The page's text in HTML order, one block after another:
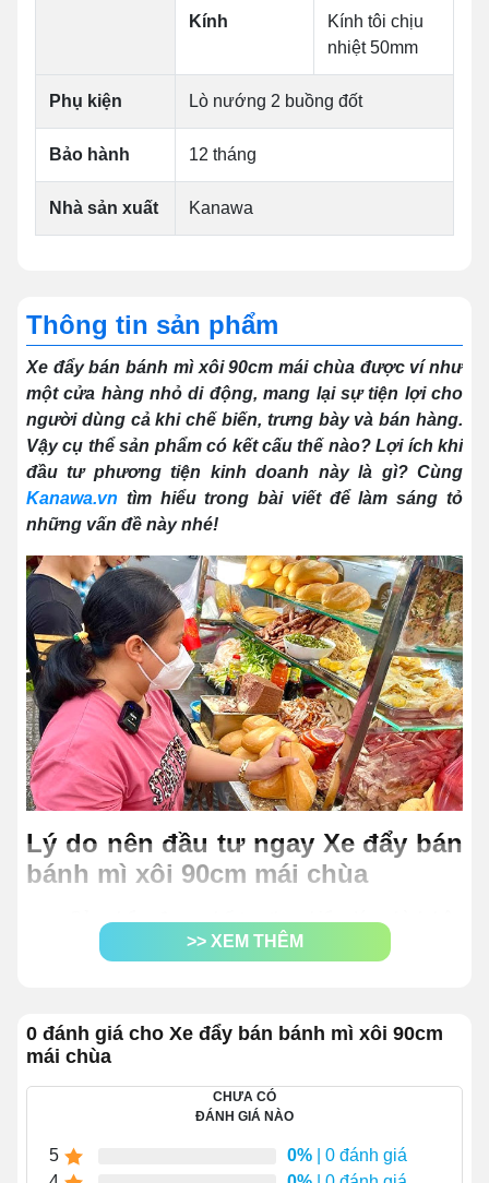
Kính
Kính tôi chịu
nhiệt 50mm
Phụ kiện Lò nướng 2 buồng đốt
Bảo hành 12 tháng
Nhà sản xuất Kanawa
Thông tin sản phẩm
Xe đẩy bán bánh mì xôi 90cm mái chùa được ví như
một cửa hàng nhỏ di động, mang lại sự tiện lợi cho
người dùng cả khi chế biến, trưng bày và bán hàng.
Vậy cụ thể sản phẩm có kết cấu thế nào? Lợi ích khi
đầu tư phương tiện kinh doanh này là gì? Cùng
Kanawa.vn tìm hiểu trong bài viết để làm sáng tỏ
những vấn đề này nhé!
Lý do nên đầu tư ngay Xe đẩy bán
bánh mì xôi 90cm mái chùa
Sản phẩm được chế tạo theo kiểu dáng hình hộp
chữ nhật đứng, với kích thước nhỏ gọn
bảo độ cứng cáp và bền bỉ trong thời gian dài sử
dụng.
Cung cấp không gian chế biến, bày bán bánh mì
tại chỗ, giúp đáp ứng nhu cầu khách hàng nhanh
Ngoài bánh mì xôi, phương tiện còn có thể được
>> XEM THÊM
0 đánh giá cho Xe đẩy bán bánh mì xôi 90cm
mái chùa
CHƯA CÓ
ĐÁNH GIÁ NÀO
5 0% | 0 đánh giá